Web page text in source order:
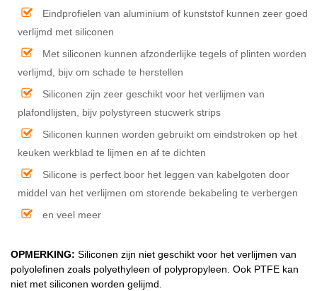
Eindprofielen van aluminium of kunststof kunnen zeer goed
verlijmd met siliconen
Met siliconen kunnen afzonderlijke tegels of plinten worden
verlijmd, bijv om schade te herstellen
Siliconen zijn zeer geschikt voor het verlijmen van
plafondlijsten, bijv polystyreen stucwerk strips
Siliconen kunnen worden gebruikt om eindstroken op het
keuken werkblad te lijmen en af te dichten
Silicone is perfect boor het leggen van kabelgoten door
middel van het verlijmen om storende bekabeling te verbergen
en veel meer
OPMERKING: Siliconen zijn niet geschikt voor het verlijmen van
polyolefinen zoals polyethyleen of polypropyleen. Ook PTFE kan
niet met siliconen worden gelijmd.